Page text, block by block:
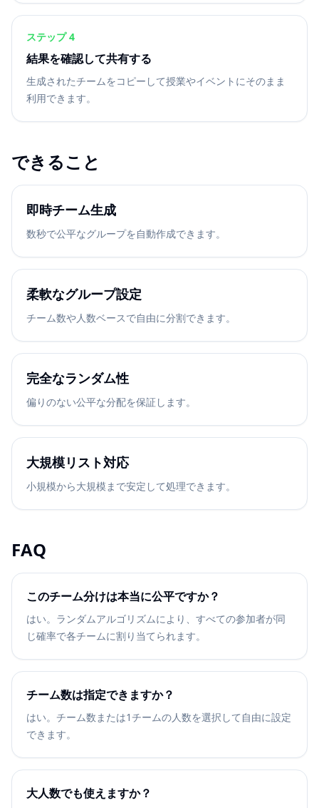
ステップ 4
結果を確認して共有する
生成されたチームをコピーして授業やイベントにそのまま
利用できます。
できること
即時チーム生成
数秒で公平なグループを自動作成できます。
柔軟なグループ設定
チーム数や人数ベースで自由に分割できます。
完全なランダム性
偏りのない公平な分配を保証します。
大規模リスト対応
小規模から大規模まで安定して処理できます。
FAQ
このチーム分けは本当に公平ですか？
はい。ランダムアルゴリズムにより、すべての参加者が同
じ確率で各チームに割り当てられます。
チーム数は指定できますか？
はい。チーム数または1チームの人数を選択して自由に設定
できます。
大人数でも使えますか？